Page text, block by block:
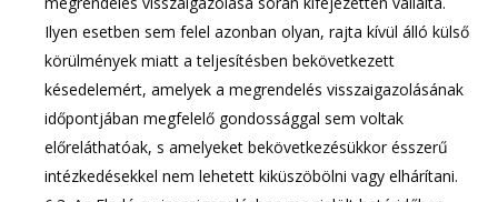
Ilyen esetben sem felel azonban olyan, rajta kívül álló külső
körülmények miatt a teljesítésben bekövetkezett
késedelemért, amelyek a megrendelés visszaigazolásának
időpontjában megfelelő gondossággal sem voltak
előreláthatóak, s amelyeket bekövetkezésükkor ésszerű
intézkedésekkel nem lehetett kiküszöbölni vagy elhárítani.